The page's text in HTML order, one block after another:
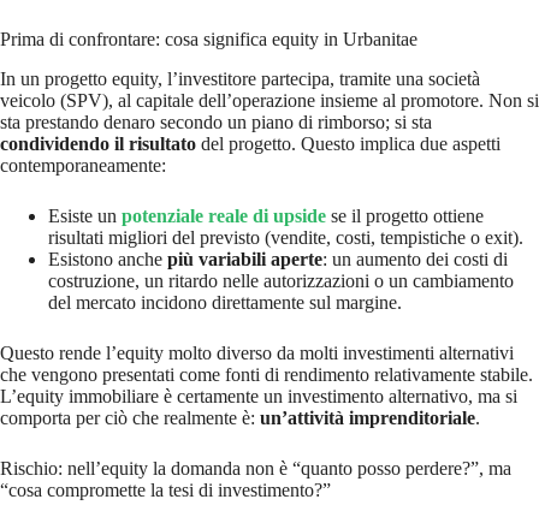
Prima di confrontare: cosa significa equity in Urbanitae
In un progetto equity, l’investitore partecipa, tramite una società
veicolo (SPV), al capitale dell’operazione insieme al promotore. Non si
sta prestando denaro secondo un piano di rimborso; si sta
condividendo il risultato del progetto. Questo implica due aspetti
contemporaneamente:
Esiste un potenziale reale di upside se il progetto ottiene
risultati migliori del previsto (vendite, costi, tempistiche o exit).
Esistono anche più variabili aperte: un aumento dei costi di
costruzione, un ritardo nelle autorizzazioni o un cambiamento
del mercato incidono direttamente sul margine.
Questo rende l’equity molto diverso da molti investimenti alternativi
che vengono presentati come fonti di rendimento relativamente stabile.
L’equity immobiliare è certamente un investimento alternativo, ma si
comporta per ciò che realmente è: un’attività imprenditoriale.
Rischio: nell’equity la domanda non è “quanto posso perdere?”, ma
“cosa compromette la tesi di investimento?”